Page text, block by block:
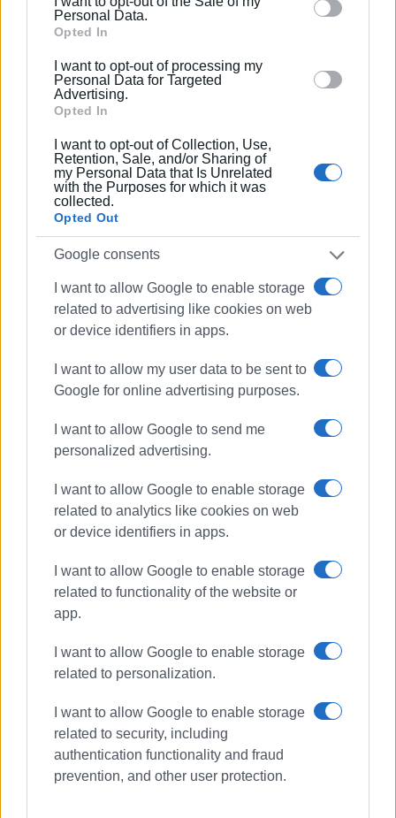
behaviour. You may click to grant or deny consent to
Google and its third-party tags to use your data for
section.
Personal Data.
Opted In
I want to opt-out of processing my
Personal Data for Targeted
Advertising.
Opted In
I want to opt-out of Collection, Use,
Retention, Sale, and/or Sharing of
my Personal Data that Is Unrelated
with the Purposes for which it was
collected.
Opted Out
Google consents
I want to allow Google to enable storage
related to advertising like cookies on web
or device identifiers in apps.
I want to allow my user data to be sent to
Google for online advertising purposes.
I want to allow Google to send me
personalized advertising.
I want to allow Google to enable storage
related to analytics like cookies on web
or device identifiers in apps.
I want to allow Google to enable storage
related to functionality of the website or
app.
I want to allow Google to enable storage
related to personalization.
I want to allow Google to enable storage
related to security, including
authentication functionality and fraud
prevention, and other user protection.
Βουλευτής Κέρκυρας ΣΥ.ΡΙΖ.Α.
Έβρος Υπουργείο Εξωτερικών
Σύνορα Τουρκία Προκλήσεις
Θερμό Επεισόδιο